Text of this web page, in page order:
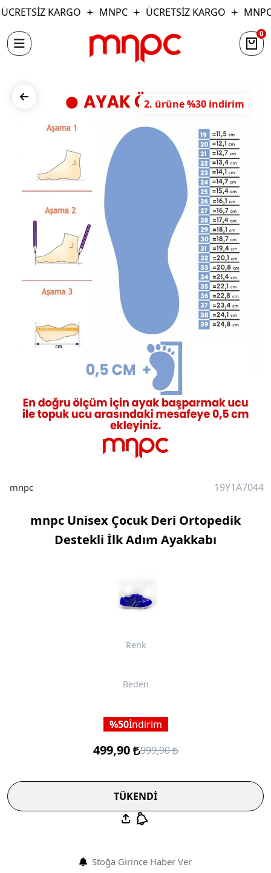
KARGO MNPC ÜCRETSİZ KARGO MNPC
0
2. ürüne %30 indirim
mnpc 19Y1A7044
mnpc Unisex Çocuk Deri Ortopedik
Destekli İlk Adım Ayakkabı
Renk
Beden
50İndirim
499,90 999,90
TÜKENDİ
Stoğa Girince Haber Ver